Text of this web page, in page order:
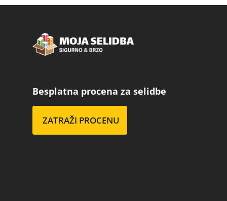
Besplatna procena za selidbe
ZATRAŽI PROCENU